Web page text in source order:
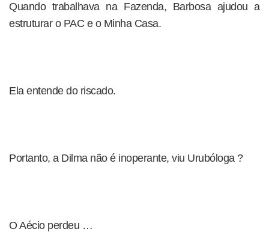
Quando trabalhava na Fazenda, Barbosa ajudou a
estruturar o PAC e o Minha Casa.
Ela entende do riscado.
Portanto, a Dilma não é inoperante, viu Urubóloga ?
O Aécio perdeu …